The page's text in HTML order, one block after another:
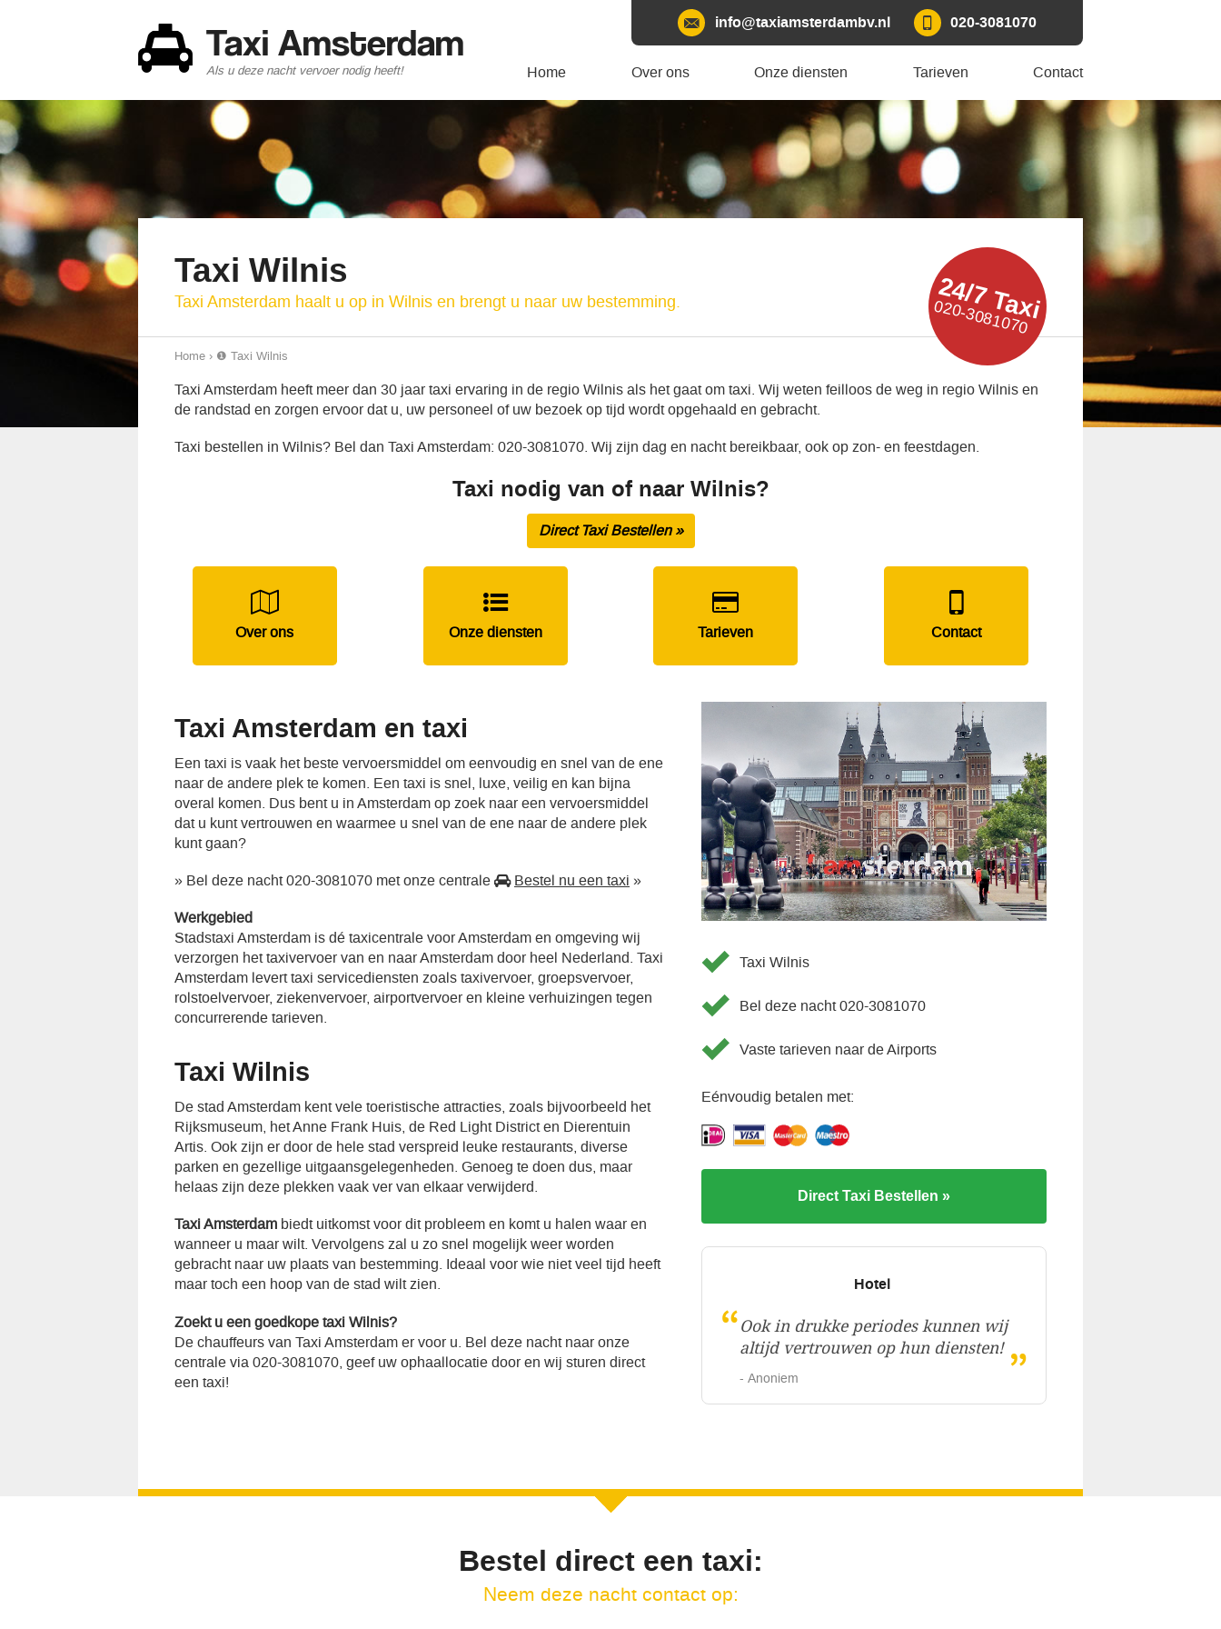
Taxi Amsterdam
Als u deze nacht vervoer nodig heeft!
info@taxiamsterdambv.nl 020-3081070
Home Over ons Onze diensten Tarieven Contact
Taxi Wilnis
Taxi Amsterdam haalt u op in Wilnis en brengt u naar uw bestemming. 24/7 Taxi
020-3081070
Home › ❶ Taxi Wilnis
Taxi Amsterdam heeft meer dan 30 jaar taxi ervaring in de regio Wilnis als het gaat om taxi. Wij weten feilloos de weg in regio Wilnis en
de randstad en zorgen ervoor dat u, uw personeel of uw bezoek op tijd wordt opgehaald en gebracht.
Taxi bestellen in Wilnis? Bel dan Taxi Amsterdam: 020-3081070. Wij zijn dag en nacht bereikbaar, ook op zon- en feestdagen.
Taxi nodig van of naar Wilnis?
Direct Taxi Bestellen »
Over ons Onze diensten Tarieven Contact
Taxi Amsterdam en taxi
Een taxi is vaak het beste vervoersmiddel om eenvoudig en snel van de ene
naar de andere plek te komen. Een taxi is snel, luxe, veilig en kan bijna
overal komen. Dus bent u in Amsterdam op zoek naar een vervoersmiddel
dat u kunt vertrouwen en waarmee u snel van de ene naar de andere plek
kunt gaan?
» Bel deze nacht 020-3081070 met onze centrale
Bestel nu een taxi »
Werkgebied
Stadstaxi Amsterdam is dé taxicentrale voor Amsterdam en omgeving wij
verzorgen het taxivervoer van en naar Amsterdam door heel Nederland. Taxi
Amsterdam levert taxi servicediensten zoals taxivervoer, groepsvervoer,
rolstoelvervoer, ziekenvervoer, airportvervoer en kleine verhuizingen tegen
concurrerende tarieven.
Taxi Wilnis
De stad Amsterdam kent vele toeristische attracties, zoals bijvoorbeeld het
Rijksmuseum, het Anne Frank Huis, de Red Light District en Dierentuin
Artis. Ook zijn er door de hele stad verspreid leuke restaurants, diverse
parken en gezellige uitgaansgelegenheden. Genoeg te doen dus, maar
helaas zijn deze plekken vaak ver van elkaar verwijderd.
Taxi Amsterdam biedt uitkomst voor dit probleem en komt u halen waar en
wanneer u maar wilt. Vervolgens zal u zo snel mogelijk weer worden
gebracht naar uw plaats van bestemming. Ideaal voor wie niet veel tijd heeft
maar toch een hoop van de stad wilt zien.
Zoekt u een goedkope taxi Wilnis?
De chauffeurs van Taxi Amsterdam er voor u. Bel deze nacht naar onze
centrale via 020-3081070, geef uw ophaallocatie door en wij sturen direct
een taxi!
Taxi Wilnis
Bel deze nacht 020-3081070
Vaste tarieven naar de Airports
Eénvoudig betalen met:
Direct Taxi Bestellen »
Hotel
“Ook in drukke periodes kunnen wij
altijd vertrouwen op hun diensten! „
- Anoniem
Bestel direct een taxi:
Neem deze nacht contact op: